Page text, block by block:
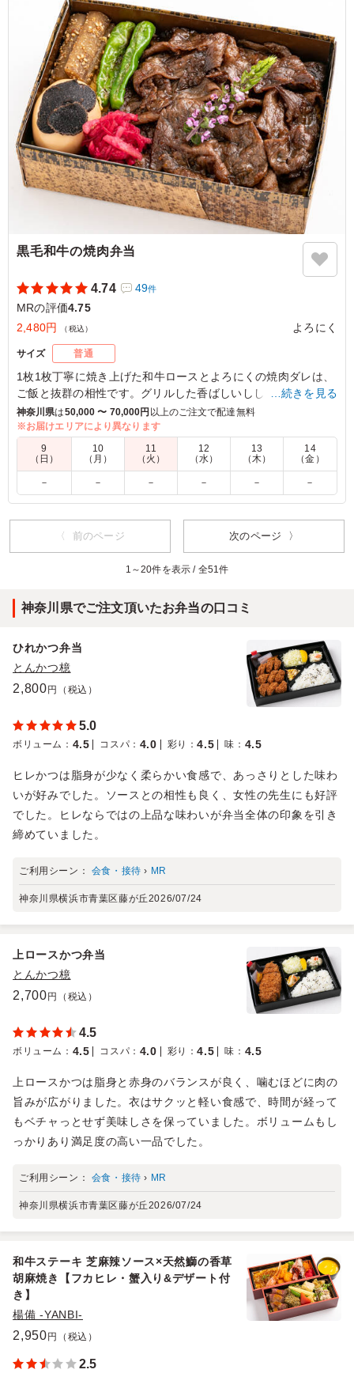
を言えば、お茶付きのオプションがあると接待用としては
助かります。
ご利用シーン：会食・接待›MR
東京都港区高輪2025/04/30
黒毛和牛の焼肉弁当
4.74 49件
MRの評価4.75
2,480円
（税込） よろにく
サイズ 普通
1枚1枚丁寧に焼き上げた和牛ロースとよろにくの焼肉ダレは、
ご飯と抜群の相性です。グリルした香ばしいししとうが箸休
め。
副菜にはトリュフ煮玉子とたたき牛蒡を、大阪・堺のやまつ辻
田さんから取り寄せる粉山椒と柚子七味で味変にも抜かりはあ
りません。
新定番です。
取引先にお出ししましたが、非常に好評でした。ネームバ
リューもあり、煮卵＋トリュフもインパクトあります。も
も、好評の一因かもしれません。また頼みたいと思いま
す。
ご利用シーン：
東京都足立区谷中
…続きを見る
神奈川県は50,000 〜 70,000円 以上のご注文で配達無料
※お届けエリアにより異なります
9
（日）
10
（月）
11
（火）
12
（水）
13
（木）
14
（金）
－ － － － － －
〈 前のページ 次のページ 〉
1～20件を表示 / 全51件
神奈川県でご注文頂いたお弁当の口コミ
ひれかつ弁当
とんかつ檍
2,800円（税込）
5.0
ボリューム ： 4.5 コスパ ： 4.0 彩り ：4.5 味 ： 4.5
ヒレかつは脂身が少なく柔らかい食感で、あっさりとした味わ
いが好みでした。ソースとの相性も良く、女性の先生にも好評
でした。ヒレならではの上品な味わいが弁当全体の印象を引き
締めていました。
ご利用シーン： 会食・接待 › MR
神奈川県横浜市青葉区藤が丘2026/07/24
上ロースかつ弁当
とんかつ檍
2,700円（税込）
4.5
ボリューム ： 4.5 コスパ ： 4.0 彩り ：4.5 味 ： 4.5
上ロースかつは脂身と赤身のバランスが良く、噛むほどに肉の
旨みが広がりました。衣はサクッと軽い食感で、時間が経って
もベチャっとせず美味しさを保っていました。ボリュームもし
っかりあり満足度の高い一品でした。
ご利用シーン： 会食・接待 › MR
神奈川県横浜市青葉区藤が丘2026/07/24
和牛ステーキ 芝麻辣ソース×天然鰤の香草
胡麻焼き【フカヒレ・蟹入り&デザート付
き】
楊備 -YANBI-
2,950円（税込）
2.5